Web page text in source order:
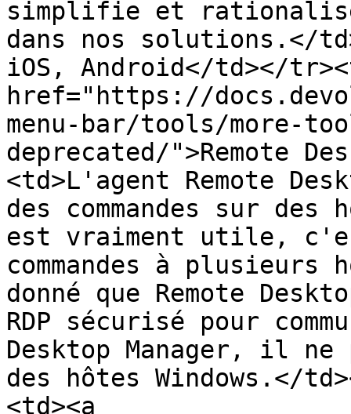
simplifie et
dans nos solutions.</
iOS, Android</td></
href="https://
menu-bar/tools/more-
deprecated/">Remote
<td>L'agent Remote
des commandes sur
est vraiment utile,
commandes à plusieurs
donné que Remote
RDP sécurisé pour
Desktop Manager, il
des hôtes Windows.</
<td><a